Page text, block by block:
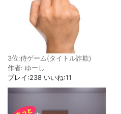
3位:侍ゲーム(タイトル詐欺)
作者: ゆーし
プレイ:238 いいね:11